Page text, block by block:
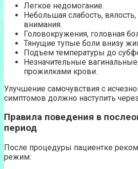
Легкое недомогание.
Небольшая слабость, вялость,
внимания.
Головокружения, головная
Тянущие тупые боли внизу
Подъем температуры до
Незначительные
прожилками крови.
Улучшение самочувствия с
симптомов должно наступить
Правила поведения в
период
После процедуры пациентке
режим: